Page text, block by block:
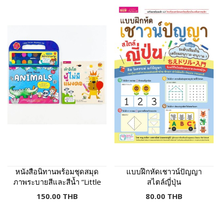
หนังสือนิทานพร้อมชุดสมุด
ภาพระบายสีและสีน้ำ “Little
Artist : Animals” ปกฟ้า
150.00 THB
แบบฝึกหัดเชาวน์ปัญญา
สไตล์ญี่ปุ่น
80.00 THB